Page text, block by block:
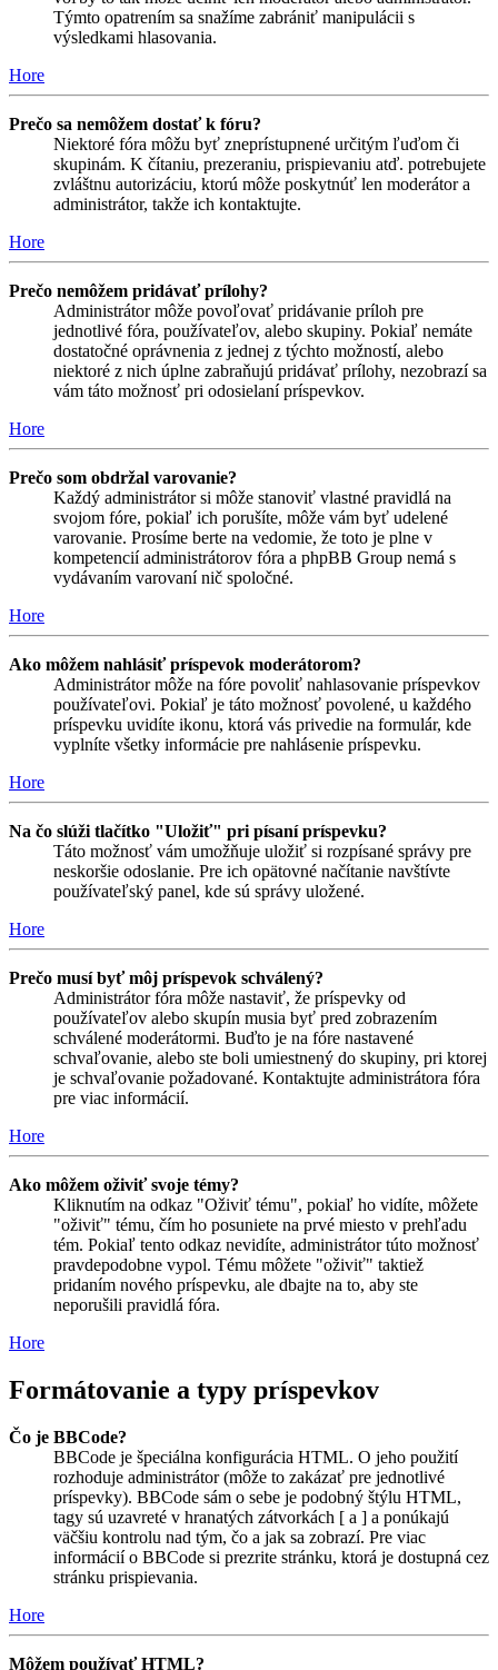
Týmto opatrením sa snažíme zabrániť manipulácii s
výsledkami hlasovania.
Hore
Prečo sa nemôžem dostať k fóru?
Niektoré fóra môžu byť zneprístupnené určitým ľuďom či
skupinám. K čítaniu, prezeraniu, prispievaniu atď. potrebujete
zvláštnu autorizáciu, ktorú môže poskytnúť len moderátor a
administrátor, takže ich kontaktujte.
Hore
Prečo nemôžem pridávať prílohy?
Administrátor môže povoľovať pridávanie príloh pre
jednotlivé fóra, používateľov, alebo skupiny. Pokiaľ nemáte
dostatočné oprávnenia z jednej z týchto možností, alebo
niektoré z nich úplne zabraňujú pridávať prílohy, nezobrazí sa
vám táto možnosť pri odosielaní príspevkov.
Hore
Prečo som obdržal varovanie?
Každý administrátor si môže stanoviť vlastné pravidlá na
svojom fóre, pokiaľ ich porušíte, môže vám byť udelené
varovanie. Prosíme berte na vedomie, že toto je plne v
kompetencií administrátorov fóra a phpBB Group nemá s
vydávaním varovaní nič spoločné.
Hore
Ako môžem nahlásiť príspevok moderátorom?
Administrátor môže na fóre povoliť nahlasovanie príspevkov
používateľovi. Pokiaľ je táto možnosť povolené, u každého
príspevku uvidíte ikonu, ktorá vás privedie na formulár, kde
vyplníte všetky informácie pre nahlásenie príspevku.
Hore
Na čo slúži tlačítko "Uložiť" pri písaní príspevku?
Táto možnosť vám umožňuje uložiť si rozpísané správy pre
neskoršie odoslanie. Pre ich opätovné načítanie navštívte
používateľský panel, kde sú správy uložené.
Hore
Prečo musí byť môj príspevok schválený?
Administrátor fóra môže nastaviť, že príspevky od
používateľov alebo skupín musia byť pred zobrazením
schválené moderátormi. Buďto je na fóre nastavené
schvaľovanie, alebo ste boli umiestnený do skupiny, pri ktorej
je schvaľovanie požadované. Kontaktujte administrátora fóra
pre viac informácií.
Hore
Ako môžem oživiť svoje témy?
Kliknutím na odkaz "Oživiť tému", pokiaľ ho vidíte, môžete
"oživiť" tému, čím ho posuniete na prvé miesto v prehľadu
tém. Pokiaľ tento odkaz nevidíte, administrátor túto možnosť
pravdepodobne vypol. Tému môžete "oživiť" taktiež
pridaním nového príspevku, ale dbajte na to, aby ste
neporušili pravidlá fóra.
Hore
Formátovanie a typy príspevkov
Čo je BBCode?
BBCode je špeciálna konfigurácia HTML. O jeho použití
rozhoduje administrátor (môže to zakázať pre jednotlivé
príspevky). BBCode sám o sebe je podobný štýlu HTML,
tagy sú uzavreté v hranatých zátvorkách [ a ] a ponúkajú
väčšiu kontrolu nad tým, čo a jak sa zobrazí. Pre viac
informácií o BBCode si prezrite stránku, ktorá je dostupná cez
stránku prispievania.
Hore
Môžem používať HTML?